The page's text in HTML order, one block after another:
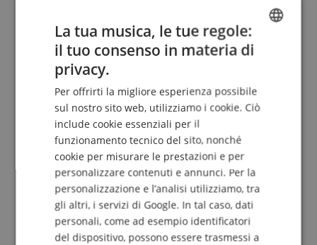
Entusiasta
Recensione diValentinil 28.03.2024
Variante Taylor BT1 Baby
Questa recensione è stata tradotta automaticamente. Lingua
acquisto verificato
Ho questa chitarra da 1 anno e mezzo. Ho deciso di
acquistarla perché mi era stata consigliata per le
persone più piccole e ne sono assolutamente
entusiasta. È bellissima e suona molto bene.
Sfortunatamente, l'ho quasi tenuta ferma per un anno
perché non sono stata molto disciplinata
nell'esercitarmi, ma quando l'ho tirata fuori ero di
nuovo piena di amore :D Posso solo raccomandarla a
tutti!!!
ENGLISH
ITALIAN
SPANISH
La tua musica, le tue regole:
il tuo consenso in materia di
privacy.
Per offrirti la migliore esperienza possibile
sul nostro sito web, utilizziamo i cookie. Ciò
include cookie essenziali per il
funzionamento tecnico del sito, nonché
cookie per misurare le prestazioni e per
personalizzare contenuti e annunci. Per la
personalizzazione e l’analisi utilizziamo, tra
gli altri, i servizi di Google. In tal caso, dati
personali, come ad esempio identificatori
del dispositivo, possono essere trasmessi a